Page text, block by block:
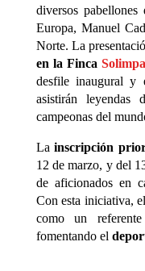
diversos
Europa, Manuel
Norte. La
en la Finca
desfile inaugural y
asistirán leyendas
campeonas del
Lainscripción
12 de marzo, y del
de aficionados en
Con esta iniciativa,
como un
fomentando el